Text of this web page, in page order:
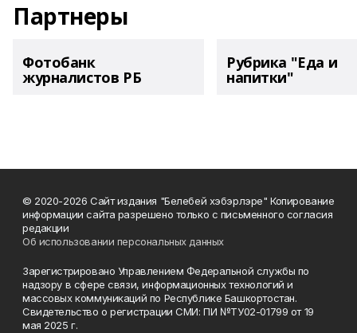
Партнеры
Фотобанк
журналистов РБ
Рубрика "Еда и
напитки"
© 2020-2026 Сайт издания "Белебей хэбэрлэре" Копирование
информации сайта разрешено только с письменного согласия
редакции
Об использовании персональных данных
Зарегистрировано Управлением Федеральной службы по
надзору в сфере связи, информационных технологий и
массовых коммуникаций по Республике Башкортостан.
Свидетельство о регистрации СМИ: ПИ №ТУ02-01799 от 19
мая 2025 г.